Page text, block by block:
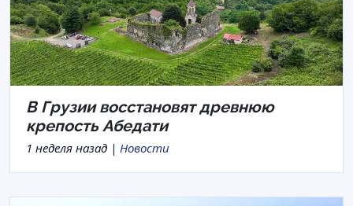
В Грузии восстановят древнюю
крепость Абедати
1 неделя назад | Новости